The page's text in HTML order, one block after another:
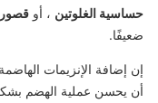
حساسية الغلوتين ، أو قصور
ضعيفًا.
إن إضافة الإنزيمات
أن يحسن عملية الهضم